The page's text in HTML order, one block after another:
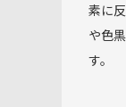
素に
や色
す。